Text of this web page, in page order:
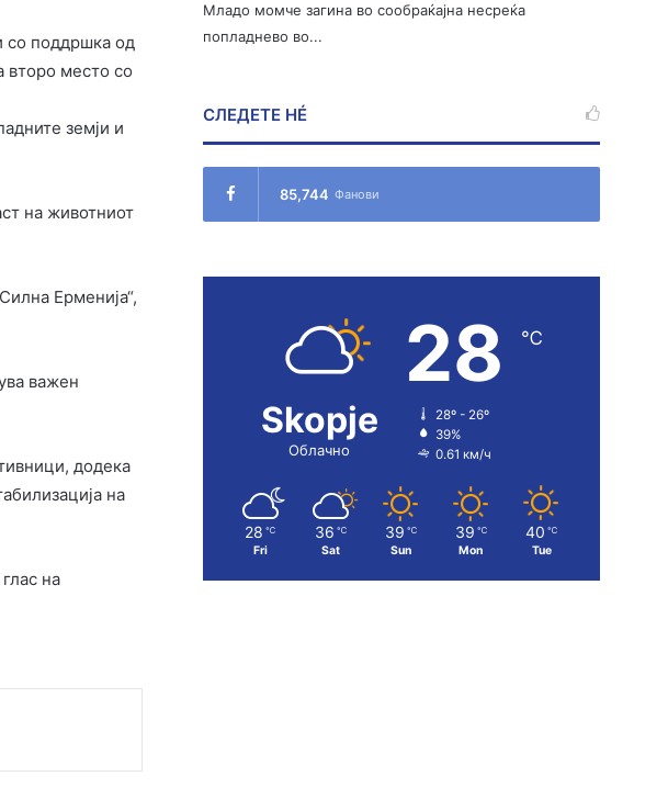
со поддршка од
второ место со
земји и
на животниот
Ерменија“,
важен
додека
на
на
Младо момче загина во сообраќајна несреќа
попладнево во...
СЛЕДЕТЕ НÉ
85,744 Фанови
Skopje
Облачно
28 ℃
28º - 26º
39%
0.61 км/ч
28 ℃
Fri
36 ℃
Sat
39 ℃
Sun
39 ℃
Mon
40 ℃
Tue